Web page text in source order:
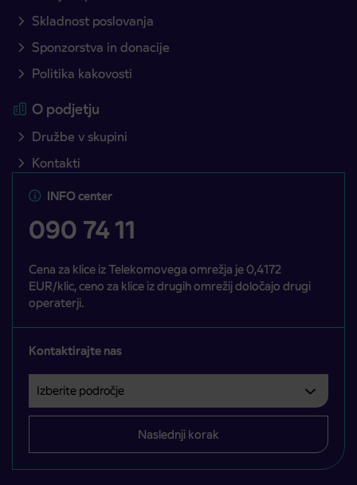
Skladnost poslovanja
Sponzorstva in donacije
Politika kakovosti
O podjetju
Družbe v skupini
Kontakti
INFO center
090 74 11
Cena za klice iz Telekomovega omrežja je 0,4172
EUR/klic, ceno za klice iz drugih omrežij določajo drugi
operaterji.
Kontaktirajte nas
Izberite področje
Področje je obvezno izbrati.
Naslednji korak